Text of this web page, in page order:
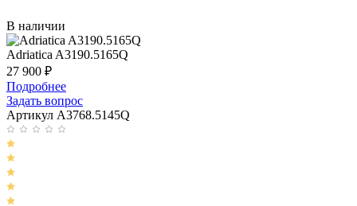
В наличии
Adriatica A3190.5165Q
27 900 ₽
Подробнее
Задать вопрос
Артикул A3768.5145Q